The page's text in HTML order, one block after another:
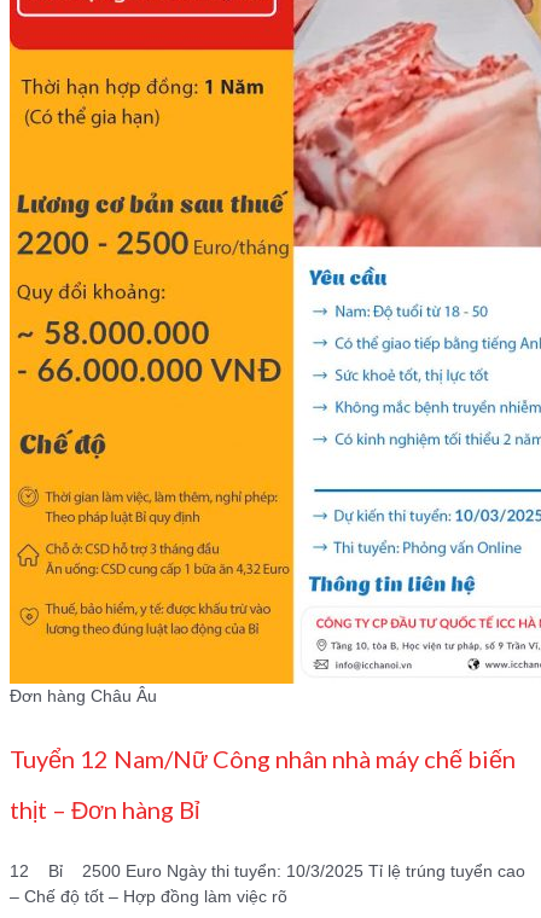
Đơn hàng Châu Âu
Tuyển 12 Nam/Nữ Công nhân nhà máy chế biến
thịt – Đơn hàng Bỉ
12 Bỉ 2500 Euro Ngày thi tuyển: 10/3/2025 Tỉ lệ trúng tuyển cao
– Chế độ tốt – Hợp đồng làm việc rõ